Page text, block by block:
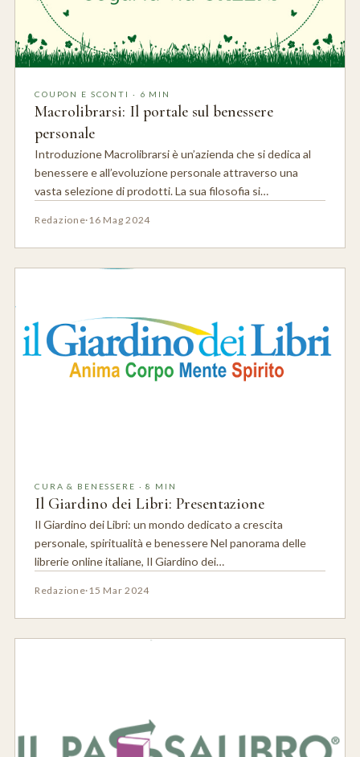
COUPON E SCONTI · 6 MIN
Macrolibrarsi: Il portale sul benessere
personale
Introduzione Macrolibrarsi è un’azienda che si dedica al
benessere e all’evoluzione personale attraverso una
vasta selezione di prodotti. La sua filosofia si…
Redazione·16 Mag 2024
CURA & BENESSERE · 8 MIN
Il Giardino dei Libri: Presentazione
Il Giardino dei Libri: un mondo dedicato a crescita
personale, spiritualità e benessere Nel panorama delle
librerie online italiane, Il Giardino dei…
Redazione·15 Mar 2024